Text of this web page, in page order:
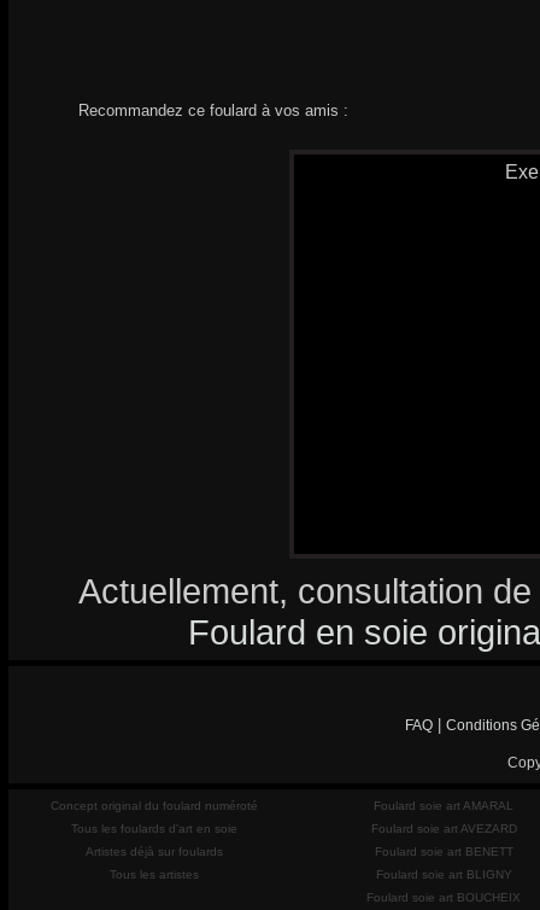
Recommandez ce foulard à vos amis :
Actuellement, consultation
Foulard en soie
FAQ Conditions
Concept original du foulard numéroté
Tous les foulards d'art en soie
Artistes déjà sur foulards
Tous les artistes
Foulard soie art AMARAL
Foulard soie art AVEZARD
Foulard soie art BENETT
Foulard soie art BLIGNY
Foulard soie art BOUCHEIX